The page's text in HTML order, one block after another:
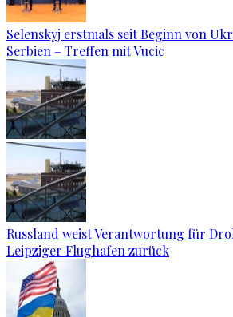
Selenskyj erstmals seit Beginn von
Serbien – Treffen mit Vucic
Russland weist Verantwortung für
Leipziger Flughafen zurück